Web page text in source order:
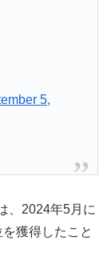
5,
、2024年5月に
獲得したこと